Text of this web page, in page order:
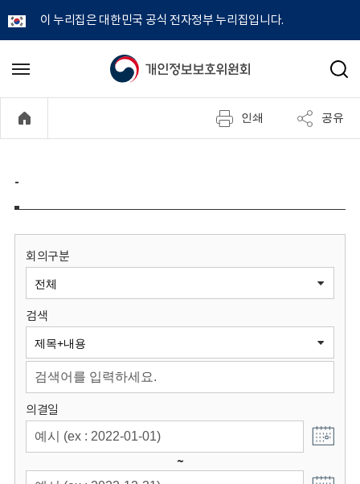
이 누리집은 대한민국 공식 전자정부 누리집입니다.
개
정
보
원
회
메
기
검
인쇄 공유
-
회의구분
검색
의결일
~